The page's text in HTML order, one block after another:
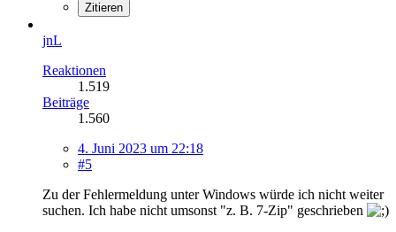
Zitieren
jnL
Reaktionen
1.519
Beiträge
1.560
4. Juni 2023 um 22:18
#5
Zu der Fehlermeldung unter Windows würde ich nicht weiter
suchen. Ich habe nicht umsonst "z. B. 7-Zip" geschrieben